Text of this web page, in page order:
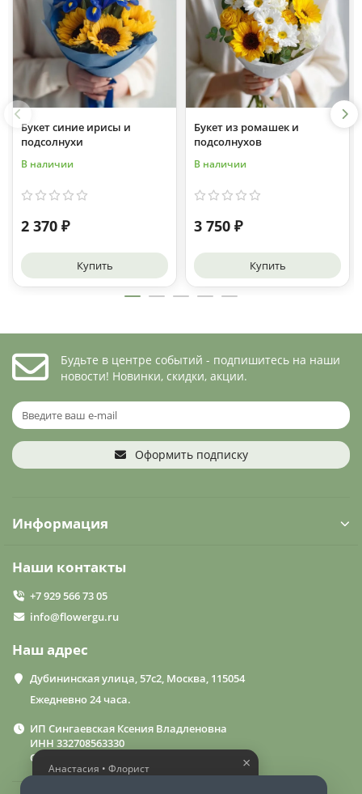
Букет синие ирисы и
подсолнухи
В наличии
2 370 ₽
Купить
Букет из ромашек и
подсолнухов
В наличии
3 750 ₽
Купить
Будьте в центре событий - подпишитесь на наши
новости! Новинки, скидки, акции.
Оформить подписку
Информация
Наши контакты
+7 929 566 73 05
info@flowergu.ru
Наш адрес
Дубининская улица, 57с2, Москва, 115054
Ежедневно 24 часа.
ИП Сингаевская Ксения Владленовна
ИНН 332708563330
ОГРН 310332714600015
×
Анастасия • Флорист